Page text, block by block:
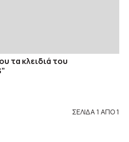
τα κλειδιά του
ΣΕΛΙΔΑ 1 ΑΠΟ 1